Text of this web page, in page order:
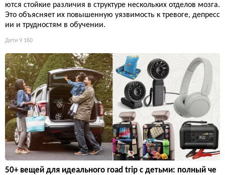
ются стойкие различия в структуре нескольких отделов мозга.
Это объясняет их повышенную уязвимость к тревоге, депресс
ии и трудностям в обучении.
Дети 9 160
50+ вещей для идеального road trip с детьми: полный че